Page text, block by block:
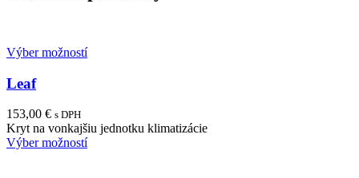
Výber možností
Leaf
153,00 € s DPH
Kryt na vonkajšiu jednotku klimatizácie
Výber možností